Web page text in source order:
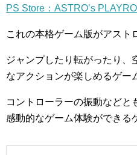
PS Store：ASTRO’s
これの本格ゲーム版がアスト
ジャンプしたり転がったり、
なアクションが楽しめるゲー
コントローラーの振動などと
感動的なゲーム体験ができる